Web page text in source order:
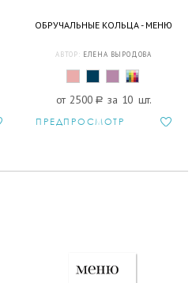
ОБРУЧАЛЬНЫЕ КОЛЬЦА - МЕНЮ
АВТОР: ЕЛЕНА ВЫРОДОВА
от 2500 a за 10 шт.
ПРЕДПРОСМОТР